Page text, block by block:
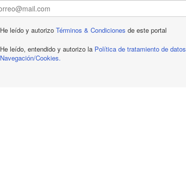
He leído y autorizoTérminos & Condiciones de este portal
He leído, entendido y autorizo la Política de tratamiento de datos
Navegación/Cookies.